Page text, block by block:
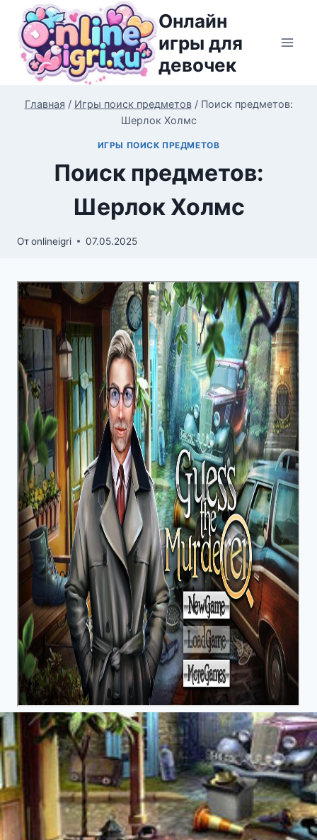
Перейти
содержимому
Онлайн
игры для
девочек
Главная / Игры поиск предметов / Поиск предметов:
Шерлок Холмс
ИГРЫ ПОИСК ПРЕДМЕТОВ
Поиск предметов:
Шерлок Холмс
Отonlineigri 07.05.2025